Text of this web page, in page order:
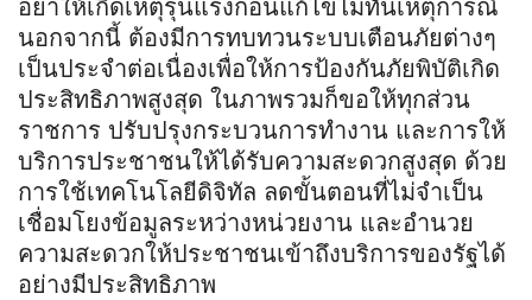
อย่าให้เกิดเหตุรุนแรงก่อนแก้ไขไม่ทันเหตุการณ์
นอกจากนี้ ต้องมีการทบทวนระบบเตือนภัยต่างๆ
เป็นประจำต่อเนื่องเพื่อให้การป้องกันภัยพิบัติเกิด
ประสิทธิภาพสูงสุด ในภาพรวมก็ขอให้ทุกส่วน
ราชการ ปรับปรุงกระบวนการทำงาน และการให้
บริการประชาชนให้ได้รับความสะดวกสูงสุด ด้วย
การใช้เทคโนโลยีดิจิทัล ลดขั้นตอนที่ไม่จำเป็น
เชื่อมโยงข้อมูลระหว่างหน่วยงาน และอำนวย
ความสะดวกให้ประชาชนเข้าถึงบริการของรัฐได้
อย่างมีประสิทธิภาพ